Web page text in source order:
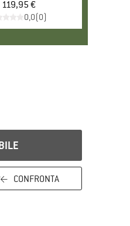
Prezzo
119,95 €
0,0(0)
CONFRONTA
alla politica di recesso qui Si